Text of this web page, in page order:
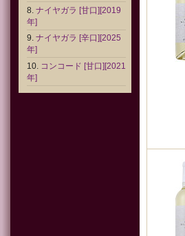
ナイヤガラ [甘口][2019
年]
ナイヤガラ [辛口][2025
年]
コンコード [甘口][2021
年]